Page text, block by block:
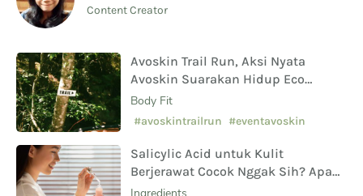
Content Creator
Avoskin Trail Run, Aksi Nyata
Avoskin Suarakan Hidup Eco
Conscious
Body Fit
#avoskintrailrun #eventavoskin
Salicylic Acid untuk Kulit
Berjerawat Cocok Nggak Sih? Apa
Saja Manfaat Hingga Efek